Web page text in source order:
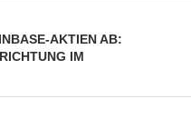
AKTIEN AB: S
IM K